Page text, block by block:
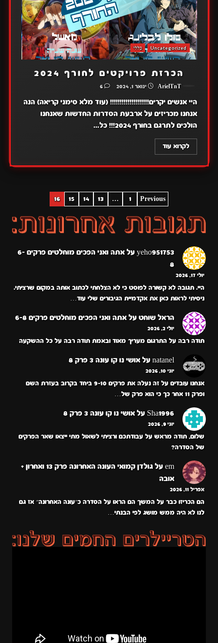
Uncategorized כללי
הכרזת פרויקטים לחורף 2024
ArielTnT ינואר 1, 2024 6
היי אנשים יקרים!!!!!!!!!!!!!!!!!!!! (עוד מלא סימני קריאה) הנה
אנחנו מכריזים על ארבעת הסדרות החדשות שאנחנו
הולכים לתרגם בחורף 2024!!! כל...
לקרוא עוד
POSTS
PAGINATION
Previous
1
…
13
14
15
16
yeho951753 על
אתה ואני הפכים מוחלטים פרקים 6-
8
יולי 17, 2026
היי. תגובה לא קשורה לפוסט כי לא הצלחתי לכתוב אותה במקום שרציתי.
ניסיתי לראות כאן את אקדמיית הגיבורים שלי עוד…
הראל שוחט על אתה ואני הפכים מוחלטים פרקים 6-8
יולי 2, 2026
תודה רבה על התרגום מעריך מאוד ובאמת תודה רבה על כל ההשקעה
natanel על אושי נו קו עונה 3 פרק 8
יוני 10, 2026
אנחנו עובדים על זה נעלה את פרקים 9-10 ביחד בקרוב בעזרת השם
ופרק 11 אחר כך כי הוא פרק של…
Sha1996 על אושי נו קו עונה 3 פרק 8
יוני 9, 2026
שלום, תודה מראש על עבודתכם ורציתי לשאול מתי ייצאו שאר הפרקים
של הסדרה?
em על
גולדן קמואי העונה האחרונה פרק 13 ואחרון +
אובה
אפריל 11, 2026
הם הכריזו כבר על המשך הם הראו על הסדרה כ״עונה האחרונה״ אז גם
לנו לא היה ממש מושג לפי הבנתי…